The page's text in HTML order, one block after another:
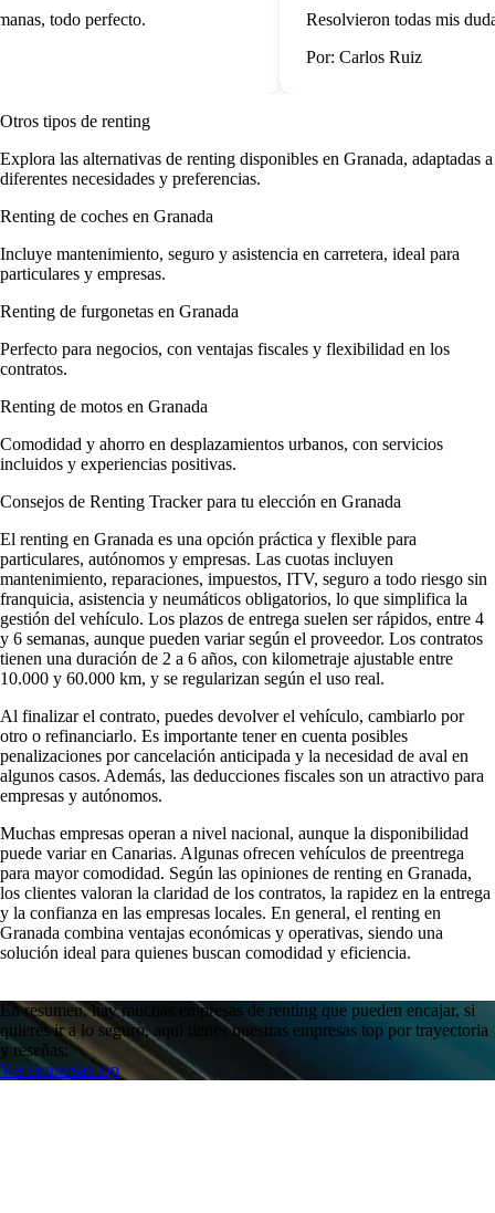
todo perfecto.
Resolvieron todas mis
Por: Carlos Ruiz
Otros tipos de renting
Explora las alternativas de renting disponibles en Granada, adaptadas a
diferentes necesidades y preferencias.
Renting de coches en Granada
Incluye mantenimiento, seguro y asistencia en carretera, ideal para
particulares y empresas.
Renting de furgonetas en Granada
Perfecto para negocios, con ventajas fiscales y flexibilidad en los
contratos.
Renting de motos en Granada
Comodidad y ahorro en desplazamientos urbanos, con servicios
incluidos y experiencias positivas.
Consejos de Renting Tracker para tu elección en Granada
El renting en Granada es una opción práctica y flexible para
particulares, autónomos y empresas. Las cuotas incluyen
mantenimiento, reparaciones, impuestos, ITV, seguro a todo riesgo sin
franquicia, asistencia y neumáticos obligatorios, lo que simplifica la
gestión del vehículo. Los plazos de entrega suelen ser rápidos, entre 4
y 6 semanas, aunque pueden variar según el proveedor. Los contratos
tienen una duración de 2 a 6 años, con kilometraje ajustable entre
10.000 y 60.000 km, y se regularizan según el uso real.
Al finalizar el contrato, puedes devolver el vehículo, cambiarlo por
otro o refinanciarlo. Es importante tener en cuenta posibles
penalizaciones por cancelación anticipada y la necesidad de aval en
algunos casos. Además, las deducciones fiscales son un atractivo para
empresas y autónomos.
Muchas empresas operan a nivel nacional, aunque la disponibilidad
puede variar en Canarias. Algunas ofrecen vehículos de preentrega
para mayor comodidad. Según las opiniones de renting en Granada,
los clientes valoran la claridad de los contratos, la rapidez en la entrega
y la confianza en las empresas locales. En general, el renting en
Granada combina ventajas económicas y operativas, siendo una
solución ideal para quienes buscan comodidad y eficiencia.
En resumen, hay muchas empresas de renting que pueden encajar, si
quieres ir a lo seguro, aquí tienes nuestras empresas top por trayectoria
y reseñas:
Ver empresas top